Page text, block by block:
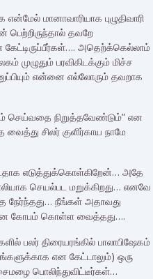
மானாவாரியாக புழுதிவாரி
தவறே
அதெற்க்கெல்லாம்
பரவிகிடக்கும் மிச்ச
என்னை எல்லோரும் தவறாக
செய்வதை நிறுத்தவேண்டும்” என
சிலர் குளிர்காய நாமே
எடுத்துக்கொள்கிறேன்… அதே
செயல்பட மறுக்கிறது… எனவே
நேர்ந்தது… நீங்கள் அதாவது
கோபம் கொள்ள வைத்தது….
பலர் திரையரங்கில் பாலாபிஷேகம்
என கேட்டாலும்) ஒரு
பொலிந்துவிட்டீர்கள்…